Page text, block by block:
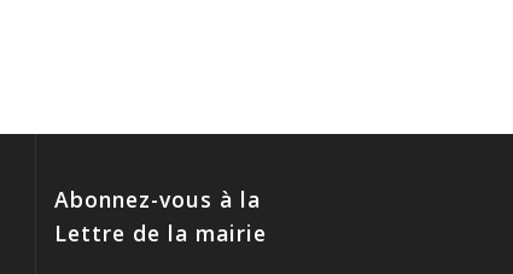
Abonnez-vous à la
Lettre de la mairie